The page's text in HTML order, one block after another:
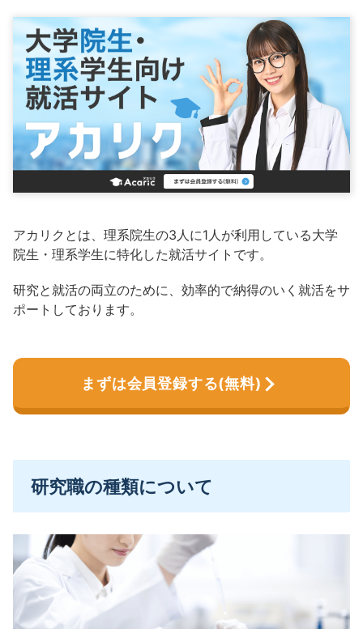
アカリクとは、理系院生の3人に1人が利用している大学
院生・理系学生に特化した就活サイトです。
研究と就活の両立のために、効率的で納得のいく就活をサ
ポートしております。
まずは会員登録する(無料)
研究職の種類について